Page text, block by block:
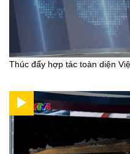
Thúc đẩy hợp tác toàn diện